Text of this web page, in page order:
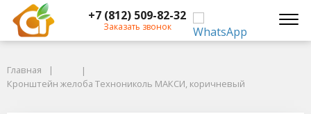
+7 (812) 509-82-32
Заказать звонок
Кронштейн желоба Технониколь МАКСИ, коричневый
Кронштейн желоба
Главная
Кронштейн желоба Технониколь МАКСИ, коричневый